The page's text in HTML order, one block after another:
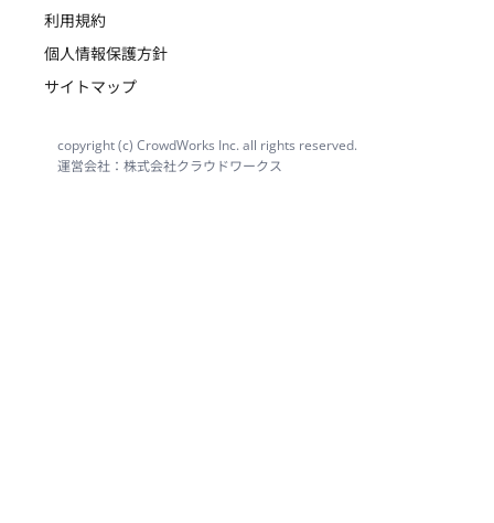
利用規約
個人情報保護方針
サイトマップ
copyright (c) CrowdWorks Inc. all rights reserved.
運営会社：株式会社クラウドワークス